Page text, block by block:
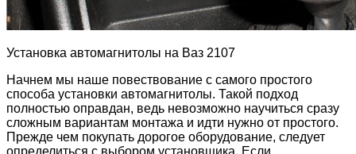
Установка автомагнитолы на Ваз 2107
Начнем мы наше повествование с самого простого
способа установки автомагнитолы. Такой подход
полностью оправдан, ведь невозможно научиться сразу
сложным вариантам монтажа и идти нужно от простого.
Прежде чем покупать дорогое оборудование, следует